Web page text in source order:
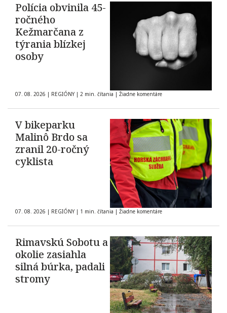
Polícia obvinila 45-
ročného
Kežmarčana z
týrania blízkej
osoby
07. 08. 2026 | REGIÓNY | 2 min. čítania | Žiadne komentáre
V bikeparku
Malinô Brdo sa
zranil 20-ročný
cyklista
07. 08. 2026 | REGIÓNY | 1 min. čítania | Žiadne komentáre
Rimavskú Sobotu a
okolie zasiahla
silná búrka, padali
stromy